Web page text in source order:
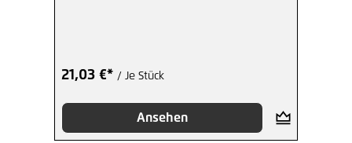
21,03 €* / Je Stück
Ansehen